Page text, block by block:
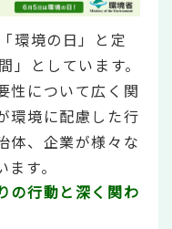
環境の日」と定
としています。
性について広く関
環境に配慮した行
体、企業が様々な
す。
の行動と深く関わ